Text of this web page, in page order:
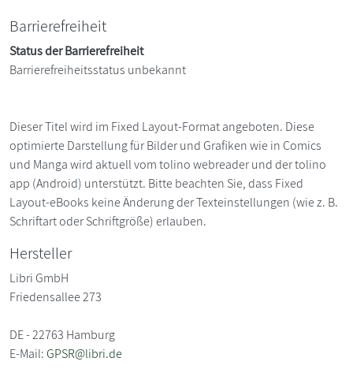
Barrierefreiheit
Status der Barrierefreiheit
Barrierefreiheitsstatus unbekannt
Dieser Titel wird im Fixed Layout-Format angeboten. Diese
optimierte Darstellung für Bilder und Grafiken wie in Comics
und Manga wird aktuell vom tolino webreader und der tolino
app (Android) unterstützt. Bitte beachten Sie, dass Fixed
Layout-eBooks keine Änderung der Texteinstellungen (wie z. B.
Schriftart oder Schriftgröße) erlauben.
Hersteller
Libri GmbH
Friedensallee 273
DE - 22763 Hamburg
E-Mail:GPSR@libri.de